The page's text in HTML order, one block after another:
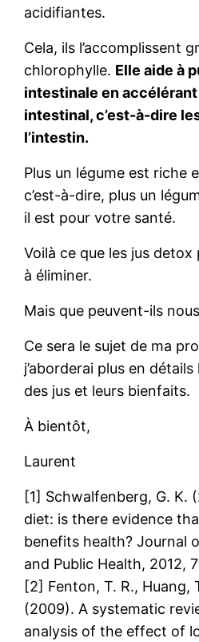
acidifiantes.
Cela, ils l’accomplissent
chlorophylle. Elle aide à
intestinale en
intestinal, c’est-à-dire
l’intestin.
Plus un légume est riche
c’est-à-dire, plus un
il est pour votre santé.
Voilà ce que les jus
à éliminer.
Mais que peuvent-ils
Ce sera le sujet de ma
j’aborderai plus en
des jus et leurs bienfaits.
À bientôt,
Laurent
[1] Schwalfenberg, G. K.
diet: is there evidence
benefits health? Journal
and Public Health, 2012,
[2] Fenton, T. R., Huang,
(2009). A systematic
analysis of the effect of